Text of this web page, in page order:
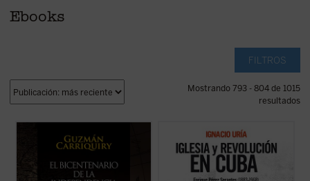
Ebooks
FILTROS
Mostrando 793 - 804 de 1015
resultados
Sobre la base de numerosas
investigaciones y publicaciones
juicio sintético sobre los criterios
fundamentales para afrontar las actuales
Premio Internacional Ateneo Jovellanos de
Santiago de Cuba, 26 de julio de 1953. Un
centenar de hombres asalta el Cuartel
Moncada, segunda fortaleza del país. El